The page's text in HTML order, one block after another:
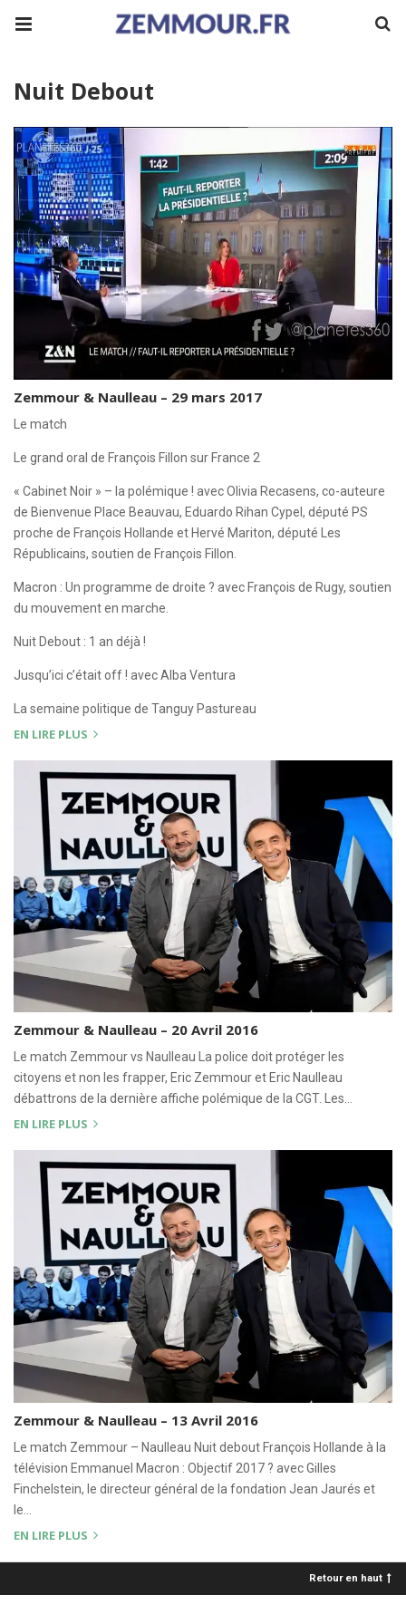
Nuit Debout
Zemmour & Naulleau – 29 mars 2017
Le match
Le grand oral de François Fillon sur France 2
« Cabinet Noir » – la polémique ! avec Olivia Recasens, co-auteure
de Bienvenue Place Beauvau, Eduardo Rihan Cypel, député PS
proche de François Hollande et Hervé Mariton, député Les
Républicains, soutien de François Fillon.
Macron : Un programme de droite ? avec François de Rugy, soutien
du mouvement en marche.
Nuit Debout : 1 an déjà !
Jusqu’ici c’était off ! avec Alba Ventura
La semaine politique de Tanguy Pastureau
EN LIRE PLUS
Zemmour & Naulleau – 20 Avril 2016
Le match Zemmour vs Naulleau La police doit protéger les
citoyens et non les frapper, Eric Zemmour et Eric Naulleau
débattrons de la dernière affiche polémique de la CGT. Les…
EN LIRE PLUS
Zemmour & Naulleau – 13 Avril 2016
Le match Zemmour – Naulleau Nuit debout François Hollande à la
télévision Emmanuel Macron : Objectif 2017 ? avec Gilles
Finchelstein, le directeur général de la fondation Jean Jaurés et
le…
EN LIRE PLUS
Retour en haut